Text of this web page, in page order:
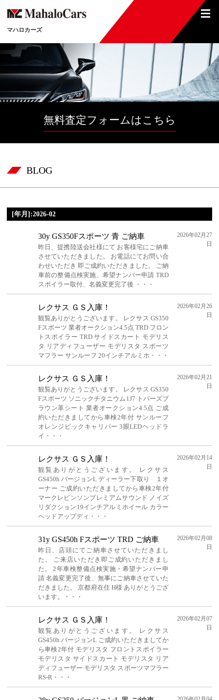
マハロカーズ
無料査定フォームはこちら
BLOG
[年月]:2026-02
30y GS350Fスポーツ 青 ご納車
昨日、提携陸送会社様にて お客様宅にご納車
させていただきました。 お電話にてお問い合
わせいただき 即ご成約いただきました。 ご納
車前の整備点検実施、希望ナンバー申請 TRD
スポイラー取付、名義変更完了後 ・・・
2026年02月27
日
レクサス ＧＳ入庫！
観覧ありがとうございます。 レクサス GS350
Fスポーツ 業者オークション4.5点 TRD フロン
トスポイラー TRD サイドスカート モデリス
タ リアディフューザー モデリスタ スポーツ
マフラー サンルーフ 20インチアルミホ・・・
2026年02月26
日
レクサス ＧＳ入庫！
観覧ありがとうございます。 レクサス GS350
Fスポーツ ソニックチタニウム1J7 トパーズブ
ラウン革シート 業者オークション4.5点 ご成
約いただきましてから車検2年付 サンルーフ
オレンジビックキャリパー 3眼LEDヘッドラ
イ・・・
2026年02月21
日
レクサス ＧＳ入庫！
観覧ありがとうございます。 レクサス
GS450h バージョンL ディーラー下取り １オ
ーナー ご成約いただきましてから車検2年付
マークレビンソンプレミアムサウンド ノイズ
リダクション19インチアルミホイール カラー
ヘッドアップディ・・・
2026年02月14
日
31y GS450h Fスポーツ TRD ご納車
昨日、店頭にてご納車させていただきまし
た。 ご来店いただき即ご成約いただきまし
た。 2年車検整備点検実施・希望ナンバー申
請 名義変更完了後、無事にご納車させていた
だきました。 京都府在住 H様 ありがとうござ
います。・・・
2026年02月08
日
レクサス ＧＳ入庫！
観覧ありがとうございます。 レクサス
GS450h バージョンL ご成約いただきましてか
ら車検2年付 モデリスタ フロントスポイラー
モデリスタ サイドスカート モデリスタ リア
ディフューザー モデリスタ スポーツマフラー
RS‐R・・・
2026年02月07
日